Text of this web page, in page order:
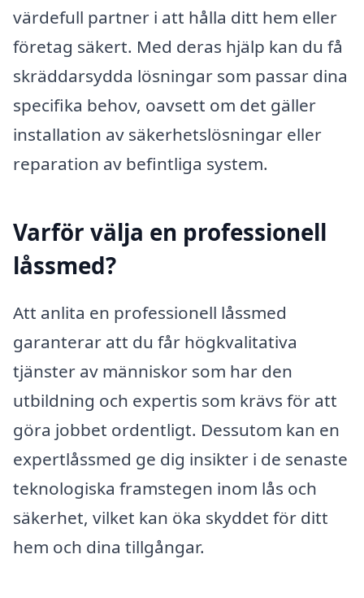
värdefull partner i att hålla ditt hem eller
företag säkert. Med deras hjälp kan du få
skräddarsydda lösningar som passar dina
specifika behov, oavsett om det gäller
installation av säkerhetslösningar eller
reparation av befintliga system.
Varför välja en professionell
låssmed?
Att anlita en professionell låssmed
garanterar att du får högkvalitativa
tjänster av människor som har den
utbildning och expertis som krävs för att
göra jobbet ordentligt. Dessutom kan en
expertlåssmed ge dig insikter i de senaste
teknologiska framstegen inom lås och
säkerhet, vilket kan öka skyddet för ditt
hem och dina tillgångar.